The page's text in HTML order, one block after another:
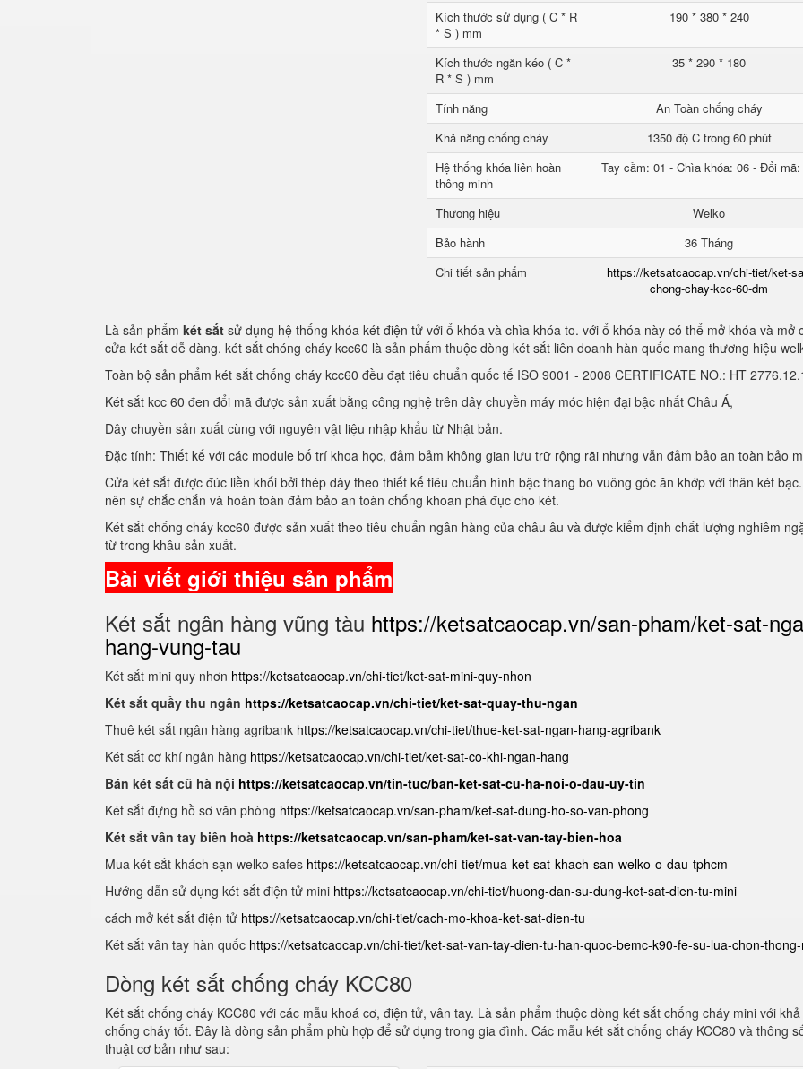
Kích thước sử dụng ( C * R
* S ) mm
190 * 380 * 240
Kích thước ngăn kéo ( C *
R * S ) mm
35 * 290 * 180
Tính năng
An Toàn chống cháy
Khả năng chống cháy
1350 độ C trong 60 phút
Hệ thống khóa liên hoàn
thông minh
Tay cầm: 01 - Chìa khóa: 06 - Đổi
Thương hiệu
Welko
Bảo hành
36 Tháng
Chi tiết sản phẩm
https://ketsatcaocap.vn/chi-tiet/ket-
chong-chay-kcc-60-dm
Là sản phẩm két sắt sử dụng hệ thống khóa két điện tử với ổ khóa và chìa khóa to. với ổ khóa này có thể mở khóa và mở
cửa két sắt dễ dàng. két sắt chóng cháy kcc60 là sản phẩm thuộc dòng két sắt liên doanh hàn quốc mang thương hiệu
Toàn bộ sản phẩm két sắt chống cháy kcc60 đều đạt tiêu chuẩn quốc tế ISO 9001 - 2008 CERTIFICATE NO.: HT
Két sắt kcc 60 đen đổi mã được sản xuất bằng công nghệ trên dây chuyền máy móc hiện đại bậc nhất Châu Á,
Dây chuyền sản xuất cùng với nguyên vật liệu nhập khẩu từ Nhật bản.
Đặc tính: Thiết kế với các module bố trí khoa học, đảm bảm không gian lưu trữ rộng rãi nhưng vẫn đảm bảo an toàn bảo
Cửa két sắt được đúc liền khối bởi thép dày theo thiết kế tiêu chuẩn hình bậc thang bo vuông góc ăn khớp với thân két
nên sự chắc chắn và hoàn toàn đảm bảo an toàn chống khoan phá đục cho két.
Két sắt chống cháy kcc60 được sản xuất theo tiêu chuẩn ngân hàng của châu âu và được kiểm định chất lượng nghiêm
từ trong khâu sản xuất.
Bài viết giới thiệu sản phẩm
Két sắt ngân hàng vũng tàu https://ketsatcaocap.vn/san-pham/ket-sat-
hang-vung-tau
Két sắt mini quy nhơn https://ketsatcaocap.vn/chi-tiet/ket-sat-mini-quy-nhon
Két sắt quầy thu ngân https://ketsatcaocap.vn/chi-tiet/ket-sat-quay-thu-ngan
Thuê két sắt ngân hàng agribank https://ketsatcaocap.vn/chi-tiet/thue-ket-sat-ngan-hang-agribank
Két sắt cơ khí ngân hàng https://ketsatcaocap.vn/chi-tiet/ket-sat-co-khi-ngan-hang
Bán két sắt cũ hà nội https://ketsatcaocap.vn/tin-tuc/ban-ket-sat-cu-ha-noi-o-dau-uy-tin
Két sắt đựng hồ sơ văn phòng https://ketsatcaocap.vn/san-pham/ket-sat-dung-ho-so-van-phong
Két sắt vân tay biên hoà https://ketsatcaocap.vn/san-pham/ket-sat-van-tay-bien-hoa
Mua két sắt khách sạn welko safes https://ketsatcaocap.vn/chi-tiet/mua-ket-sat-khach-san-welko-o-dau-tphcm
Hướng dẫn sử dụng két sắt điện tử mini https://ketsatcaocap.vn/chi-tiet/huong-dan-su-dung-ket-sat-dien-tu-mini
cách mở két sắt điện tử https://ketsatcaocap.vn/chi-tiet/cach-mo-khoa-ket-sat-dien-tu
Két sắt vân tay hàn quốc https://ketsatcaocap.vn/chi-tiet/ket-sat-van-tay-dien-tu-han-quoc-bemc-k90-fe-su-lua-chon-
Dòng két sắt chống cháy KCC80
Két sắt chống cháy KCC80 với các mẫu khoá cơ, điện tử, vân tay. Là sản phẩm thuộc dòng két sắt chống cháy mini với
chống cháy tốt. Đây là dòng sản phẩm phù hợp để sử dụng trong gia đình. Các mẫu két sắt chống cháy KCC80 và thông
thuật cơ bản như sau: